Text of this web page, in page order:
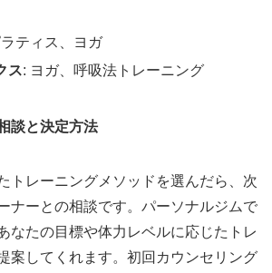
ティス、ヨガ
ス: ヨガ、呼吸法トレーニング
談と決定方法
トレーニングメソッドを選んだら、次
ナーとの相談です。パーソナルジムで
なたの目標や体力レベルに応じたトレ
案してくれます。初回カウンセリング